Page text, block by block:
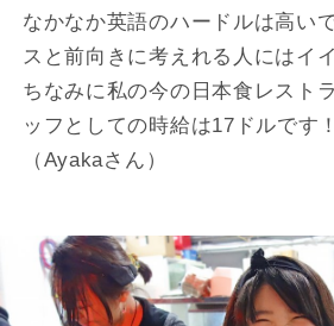
なかなか英語のハードルは高い
スと前向きに考えれる人にはイ
ちなみに私の今の日本食レスト
ッフとしての時給は17ドルです！
（Ayakaさん）